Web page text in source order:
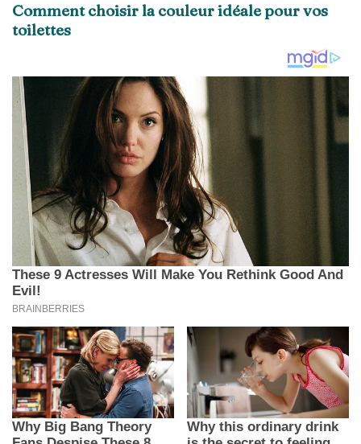
Comment choisir la couleur idéale pour vos
toilettes